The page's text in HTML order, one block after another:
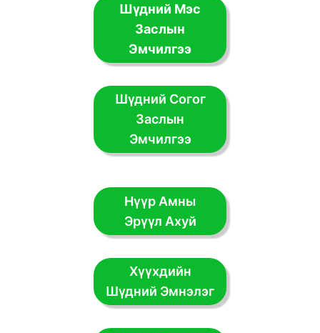
Шүдний Мэс
Заслын
Эмчилгээ
Шүдний Согог
Заслын
Эмчилгээ
Нүүр Амны
Эрүүл Ахуй
Хүүхдийн
Шүдний Эмнэлэг